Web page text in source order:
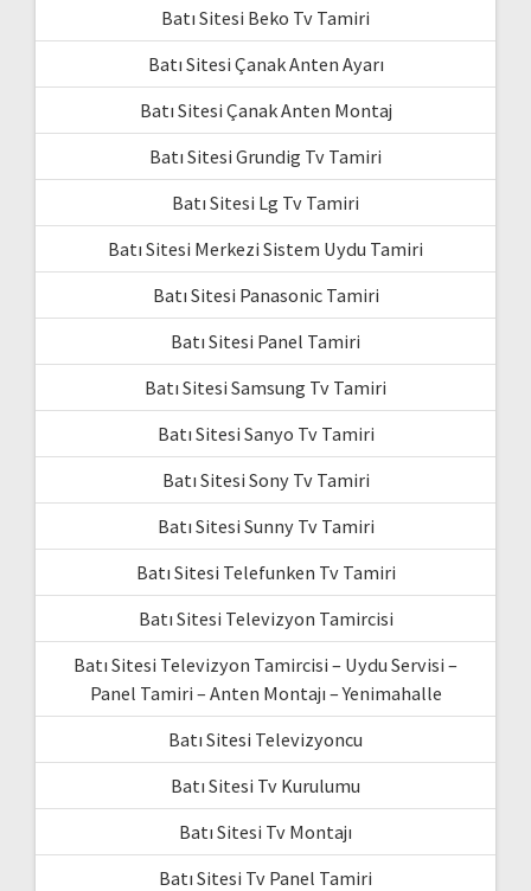
Batı Sitesi Beko Tv Tamiri
Batı Sitesi Çanak Anten Ayarı
Batı Sitesi Çanak Anten Montaj
Batı Sitesi Grundig Tv Tamiri
Batı Sitesi Lg Tv Tamiri
Batı Sitesi Merkezi Sistem Uydu Tamiri
Batı Sitesi Panasonic Tamiri
Batı Sitesi Panel Tamiri
Batı Sitesi Samsung Tv Tamiri
Batı Sitesi Sanyo Tv Tamiri
Batı Sitesi Sony Tv Tamiri
Batı Sitesi Sunny Tv Tamiri
Batı Sitesi Telefunken Tv Tamiri
Batı Sitesi Televizyon Tamircisi
Batı Sitesi Televizyon Tamircisi – Uydu Servisi –
Panel Tamiri – Anten Montajı – Yenimahalle
Batı Sitesi Televizyoncu
Batı Sitesi Tv Kurulumu
Batı Sitesi Tv Montajı
Batı Sitesi Tv Panel Tamiri